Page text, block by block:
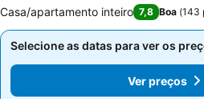
Casa/apartamento inteiro 7,8 Boa (143
Selecione as datas para ver os
Ver preços
Selecione as datas para ver os
Ver preços